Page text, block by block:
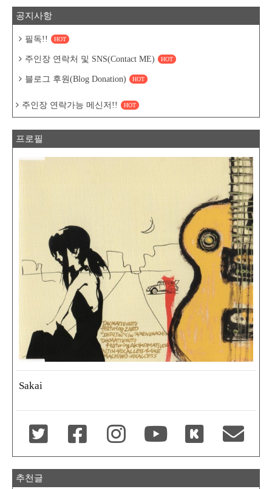
공지사항
필독!! HOT
주인장 연락처 및 SNS(Contact ME) HOT
블로그 후원(Blog Donation) HOT
주인장 연락가능 메신저!! HOT
프로필
Sakai
추천글